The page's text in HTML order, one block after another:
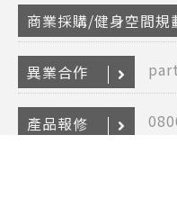
商業採購/健身空間規
異業合作
產品報修